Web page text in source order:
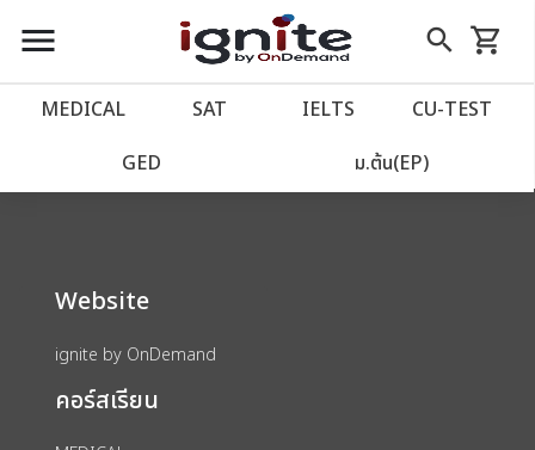
close
account_balance หน้าแรก
เว็บไซต์อิกไนท์
import_contacts วางแผนการเรียน
account_circle เข้าสู่ระบบ
assignment ลงทะเบียน
menu search
Skip
to
shopping_cart
รถเข็น
MEDICAL SAT IELTS CU‑TEST
GED ม.ต้น(EP)
We could not find anything for 80002040
Website
ignite by OnDemand
คอร์สเรียน